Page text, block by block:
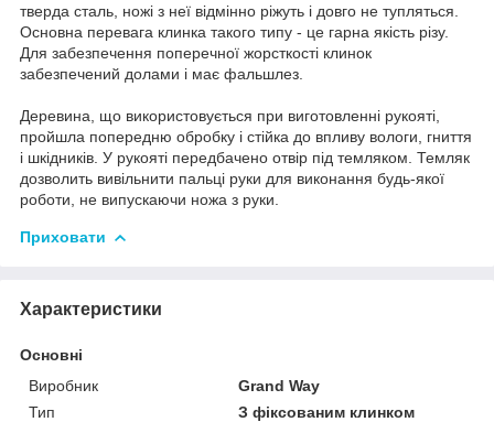
тверда сталь, ножі з неї відмінно ріжуть і довго не тупляться.
Основна перевага клинка такого типу - це гарна якість різу.
Для забезпечення поперечної жорсткості клинок
забезпечений долами і має фальшлез.
Деревина, що використовується при виготовленні рукояті,
пройшла попередню обробку і стійка до впливу вологи, гниття
і шкідників. У рукояті передбачено отвір під темляком. Темляк
дозволить вивільнити пальці руки для виконання будь-якої
роботи, не випускаючи ножа з руки.
Приховати
Характеристики
Основні
Виробник
Grand Way
Тип
З фіксованим клинком